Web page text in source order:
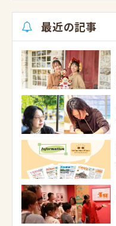
最近の記事